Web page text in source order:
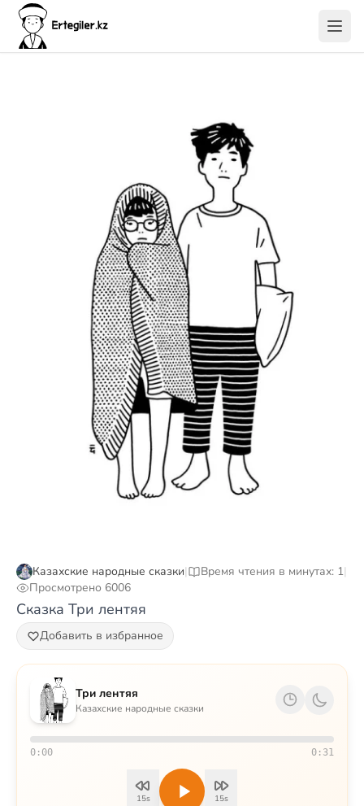
Казахские народные сказки| Время чтения в минутах: 1|
Просмотрено 6006
Сказка Три лентяя
Добавить в избранное
Три лентяя
Казахские народные сказки
0:00 0:31
15s 15s